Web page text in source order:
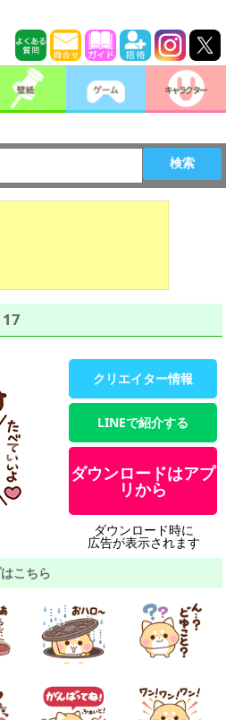
検索
クリエイター情報
LINEで紹介する
ダウンロードはアプ
リから
ダウンロード時に
広告が表示されます
こちら